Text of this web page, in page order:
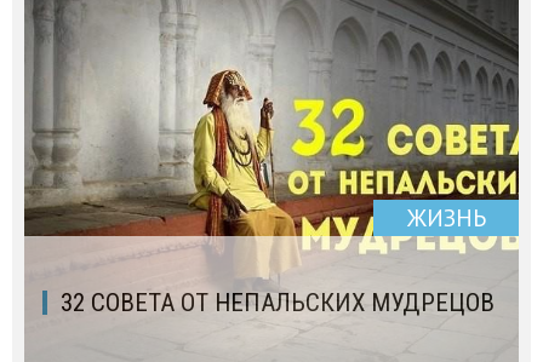
ЖИЗНЬ
32 СОВЕТА ОТ НЕПАЛЬСКИХ МУДРЕЦОВ